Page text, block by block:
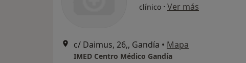
clínico · Ver más
c/ Daimus, 26,, Gandía • Mapa
IMED Centro Médico Gandía